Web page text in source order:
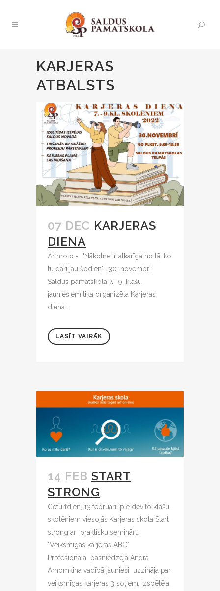
KARJERAS
ATBALSTS
07 DEC KARJERAS
DIENA
Ar moto - "Nākotne ir atkarīga no tā, ko
tu dari jau šodien" -30. novembrī
Saldus pamatskolā 7. -9. klašu
jauniešiem tika organizēta Karjeras
diena....
LASĪT VAIRĀK
14 FEB START
STRONG
Ceturtdien, 13.februārī, pie devīto klašu
skolēniem viesojās Karjeras skola Start
strong ar praktisku semināru
"Veiksmīgas karjeras ABC".
Profesionāla pasniedzēja Andra
Arhomkina vadībā jaunieši uzzināja par
veiksmīgas karjeras 3 soļiem, izspēlēja